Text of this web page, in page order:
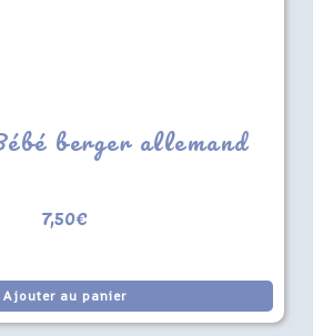
berger allemand
7,50€
Ajouter au panier